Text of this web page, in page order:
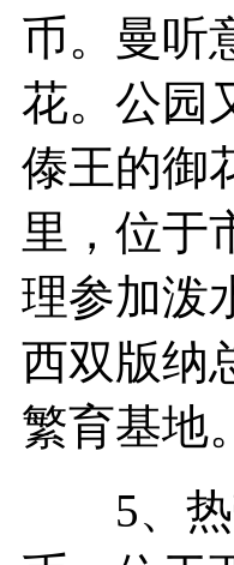
币。曼听
花。公园
傣王的御
里，位于
理参加泼
西双版纳
繁育基地。
5、热